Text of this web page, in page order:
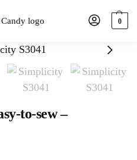
0
to-sew –